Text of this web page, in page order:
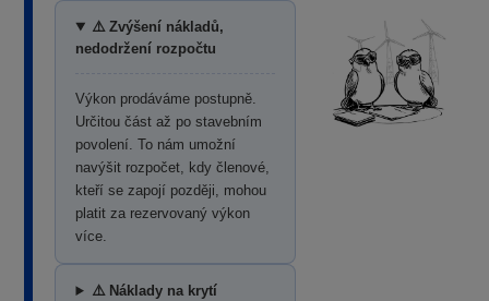
⚠️ Zvýšení nákladů,
nedodržení rozpočtu
Výkon prodáváme postupně.
Určitou část až po stavebním
povolení. To nám umožní
navýšit rozpočet, kdy členové,
kteří se zapojí později, mohou
platit za rezervovaný výkon
více.
⚠️ Náklady na krytí